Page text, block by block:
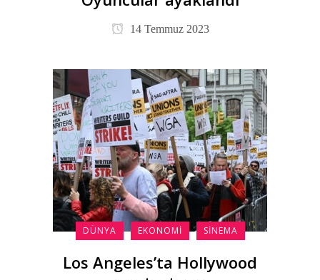
14 Temmuz 2023
DÜNYA EKONOMI SINEMA
Los Angeles’ta Hollywood